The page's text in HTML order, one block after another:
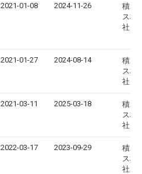
2021-01-08 2024-11-26
積水
ス株
社
2021-01-27 2024-08-14
積水
ス株
社
2021-03-11 2025-03-18
積水
ス株
社
2022-03-17 2023-09-29
積水
ス株
社